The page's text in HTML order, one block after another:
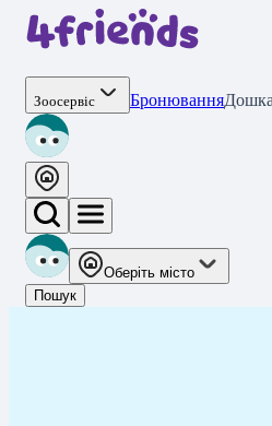
Зоосервіс Бронювання
Оберіть місто
Пошук